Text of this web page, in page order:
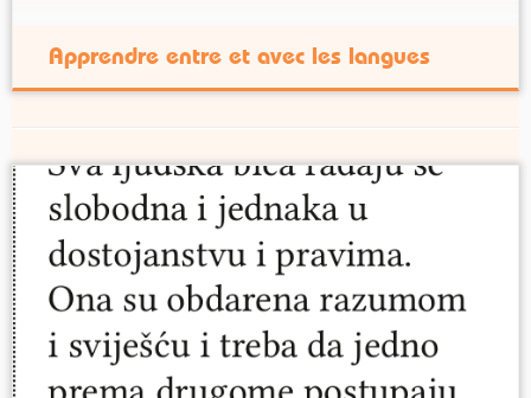
Apprendre entre et avec les langues